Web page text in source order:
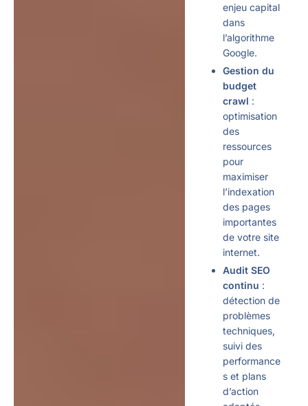
enjeu capital
dans
l’algorithme
Google.
Gestion du
budget
crawl :
optimisation
des
ressources
pour
maximiser
l’indexation
des pages
importantes
de votre site
internet.
Audit SEO
continu :
détection de
problèmes
techniques,
suivi des
performance
s et plans
d’action